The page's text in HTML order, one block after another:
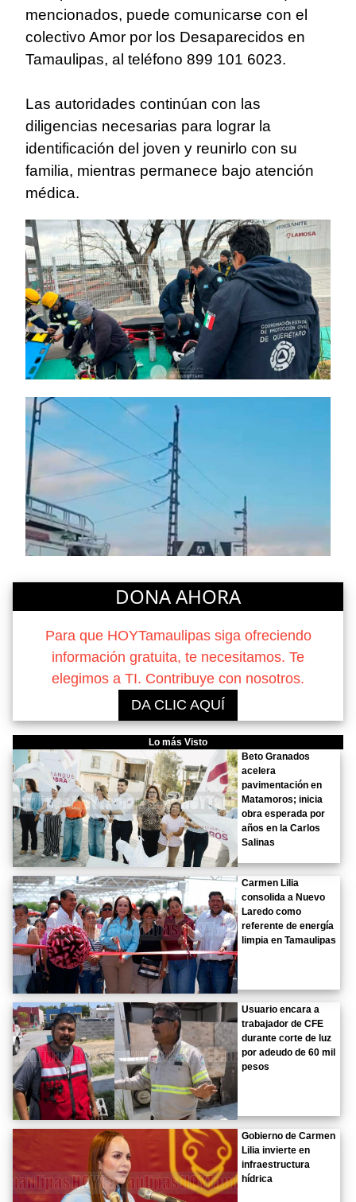
mencionados, puede comunicarse con el
colectivo Amor por los Desaparecidos en
Tamaulipas, al teléfono 899 101 6023.
Las autoridades continúan con las
diligencias necesarias para lograr la
identificación del joven y reunirlo con su
familia, mientras permanece bajo atención
médica.
DONA AHORA
Para que HOYTamaulipas siga ofreciendo
información gratuita, te necesitamos. Te
elegimos a TI. Contribuye con nosotros.
DA CLIC AQUÍ
Lo más Visto
Beto Granados
acelera
pavimentación en
Matamoros; inicia
obra esperada por
años en la Carlos
Salinas
Carmen Lilia
consolida a Nuevo
Laredo como
referente de energía
limpia en Tamaulipas
Usuario encara a
trabajador de CFE
durante corte de luz
por adeudo de 60 mil
pesos
Gobierno de Carmen
Lilia invierte en
infraestructura
hídrica